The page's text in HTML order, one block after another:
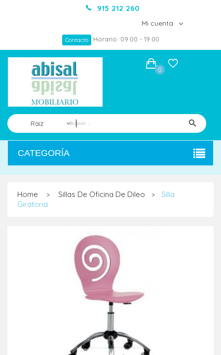
915 212 260
Mi cuenta
Contacto Horario: 09:00 - 19:00
Raíz
0
CATEGORÍA
Home > Sillas De Oficina De Dileo >
Silla
Giratoria